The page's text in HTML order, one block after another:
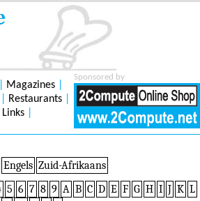
Sponsored by
Magazines
Restaurants
Links
Engels Zuid-Afrikaans
5 6 7 8 9 A B C D E F G H I J K L